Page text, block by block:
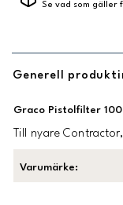
Se vad som gäller
Generell
Graco Pistolfilter 100
Till nyare
Varumärke: